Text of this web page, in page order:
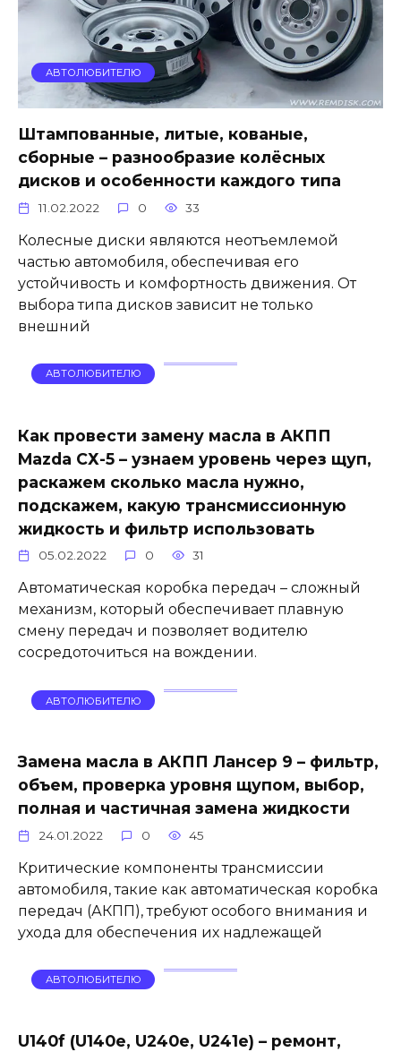
АВТОЛЮБИТЕЛЮ
Штампованные, литые, кованые,
сборные – разнообразие колёсных
дисков и особенности каждого типа
11.02.2022 0 33
Колесные диски являются неотъемлемой
частью автомобиля, обеспечивая его
устойчивость и комфортность движения. От
выбора типа дисков зависит не только
внешний
АВТОЛЮБИТЕЛЮ
Как провести замену масла в АКПП
Mazda СХ-5 – узнаем уровень через щуп,
раскажем сколько масла нужно,
подскажем, какую трансмиссионную
жидкость и фильтр использовать
05.02.2022 0 31
Автоматическая коробка передач – сложный
механизм, который обеспечивает плавную
смену передач и позволяет водителю
сосредоточиться на вождении.
АВТОЛЮБИТЕЛЮ
Замена масла в АКПП Лансер 9 – фильтр,
объем, проверка уровня щупом, выбор,
полная и частичная замена жидкости
24.01.2022 0 45
Критические компоненты трансмиссии
автомобиля, такие как автоматическая коробка
передач (АКПП), требуют особого внимания и
ухода для обеспечения их надлежащей
АВТОЛЮБИТЕЛЮ
U140f (U140e, U240e, U241e) – ремонт,